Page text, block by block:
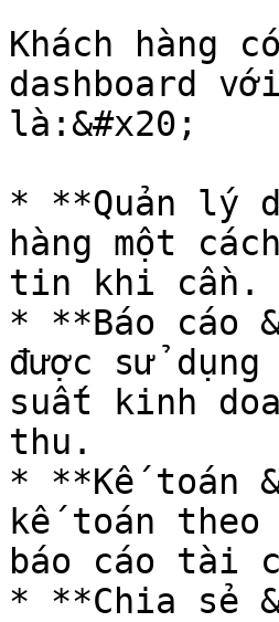
Khách hàng
dashboard
là:&#x20;
* **Quản lý
hàng một
tin khi cần.
* **Báo cáo
được sử
suất kinh
thu.
* **Kế toán
kế toán
báo cáo tài
* **Chia sẻ